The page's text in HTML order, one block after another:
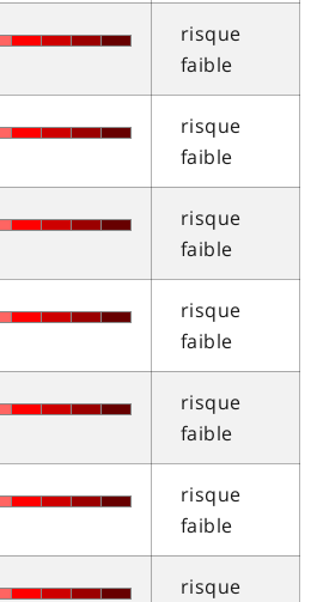
risque
faible
risque
faible
risque
faible
risque
faible
risque
faible
risque
faible
risque